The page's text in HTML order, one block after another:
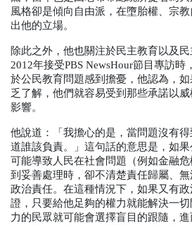
風格卻是傾向自由派，在墮胎權、宗
出他的立場。
除此之外，他也關注於民主教育以及
2012年接受PBS NewsHour節目專訪時
於公民教育問題感到擔憂，他認為，
乏了解，他們就容易受到那些承諾以
影響。
他說道：「我擔心的是，當問題沒有
道誰該負責。」這句話的意思是，如果
可能導致人民在社會問題（例如金融
到妥善處理時，卻不清楚責任歸屬、
政治責任。在這種情況下，如果又有
證，只要給他足夠的權力就能解決一
力的民眾就可能會選擇盲目的跟隨，